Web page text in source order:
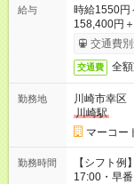
給与
時給1550
158,400円
間×月12日
ります。
交通費
交通費 全
勤務地
川崎市幸区
川崎駅
マーコー
勤務時間
【シフト
17:00・早